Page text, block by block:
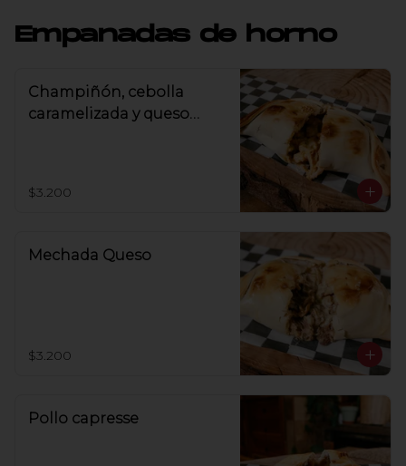
Empanadas de horno
Champiñón, cebolla
caramelizada y queso
$3.200
Mechada Queso
$3.200
Pollo capresse